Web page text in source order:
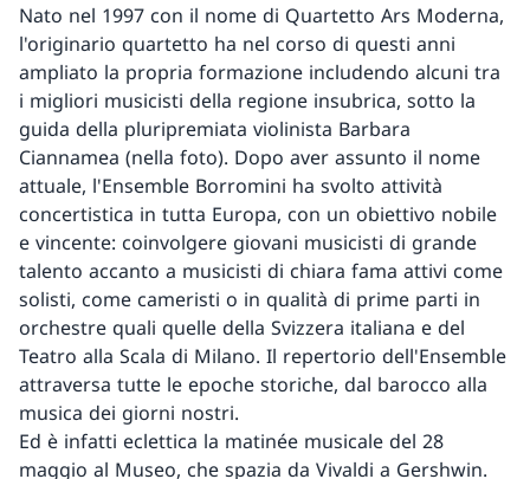
Nato nel 1997 con il nome di Quartetto Ars Moderna,
l'originario quartetto ha nel corso di questi anni
ampliato la propria formazione includendo alcuni tra
i migliori musicisti della regione insubrica, sotto la
guida della pluripremiata violinista Barbara
Ciannamea (nella foto). Dopo aver assunto il nome
attuale, l'Ensemble Borromini ha svolto attività
concertistica in tutta Europa, con un obiettivo nobile
e vincente: coinvolgere giovani musicisti di grande
talento accanto a musicisti di chiara fama attivi come
solisti, come cameristi o in qualità di prime parti in
orchestre quali quelle della Svizzera italiana e del
Teatro alla Scala di Milano. Il repertorio dell'Ensemble
attraversa tutte le epoche storiche, dal barocco alla
musica dei giorni nostri.
Ed è infatti eclettica la matinée musicale del 28
maggio al Museo, che spazia da Vivaldi a Gershwin.